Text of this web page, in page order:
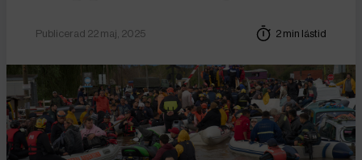
Publicerad 22 maj, 2025 2 min lästid